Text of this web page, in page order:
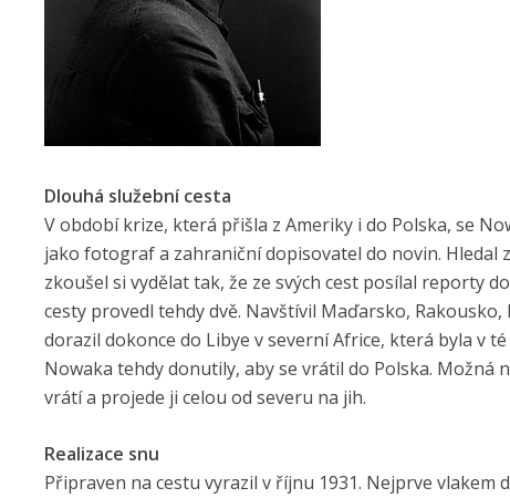
Dlouhá služební cesta
V období krize, která přišla z Ameriky i do Polska, se
jako fotograf a zahraniční dopisovatel do novin. Hledal
zkoušel si vydělat tak, že ze svých cest posílal reporty
cesty provedl tehdy dvě. Navštívil Maďarsko,
dorazil dokonce do Libye v severní Africe, která byla v
Nowaka tehdy donutily, aby se vrátil do Polska. Možná
vrátí a projede ji celou od severu na jih.
Realizace snu
Připraven na cestu vyrazil v říjnu 1931. Nejprve